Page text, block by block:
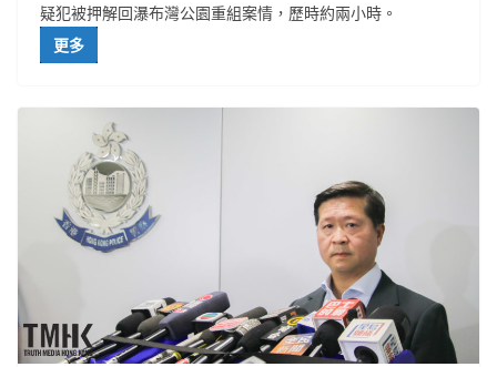
疑犯被押解回瀑布灣公園重組案情，歷時約兩小時。
更多